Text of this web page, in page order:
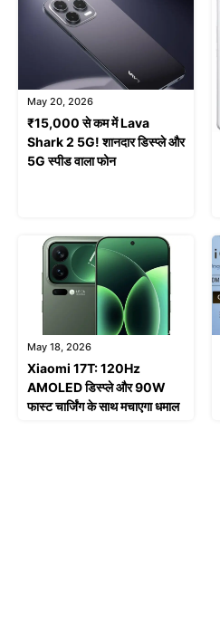
May 20, 2026
₹15,000 से कम में Lava
Shark 2 5G! शानदार डिस्प्ले और
5G स्पीड वाला फोन
May 18, 2026
Xiaomi 17T: 120Hz
AMOLED डिस्प्ले और 90W
फास्ट चार्जिंग के साथ मचाएगा धमाल